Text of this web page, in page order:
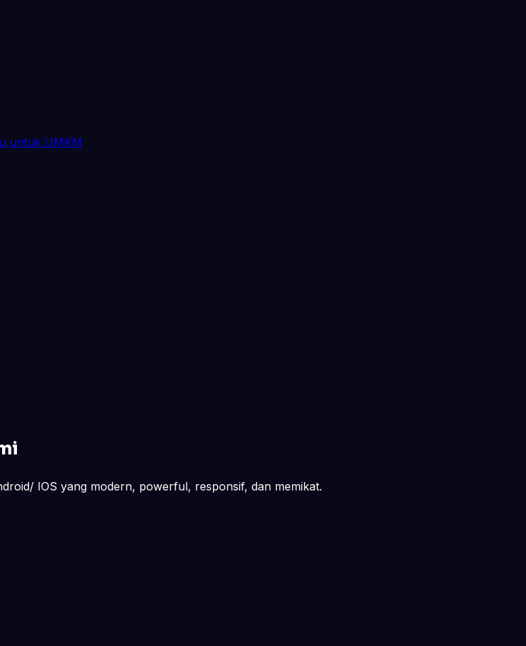
untuk UMKM
IOS yang modern, powerful, responsif, dan memikat.